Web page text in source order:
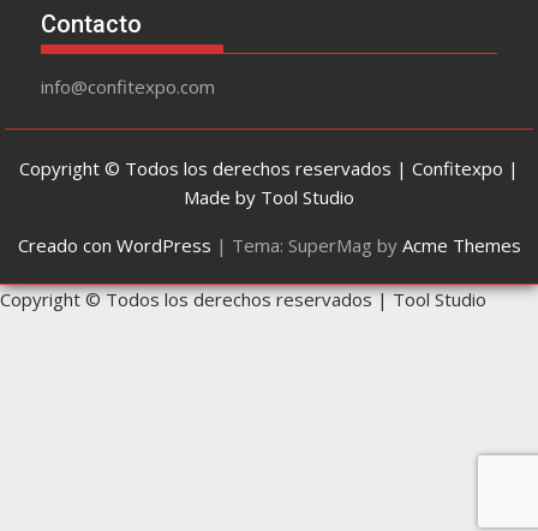
Contacto
info@confitexpo.com
Copyright © Todos los derechos reservados | Confitexpo |
Made by Tool Studio
Creado con WordPress | Tema: SuperMag by Acme Themes
Copyright © Todos los derechos reservados | Tool Studio